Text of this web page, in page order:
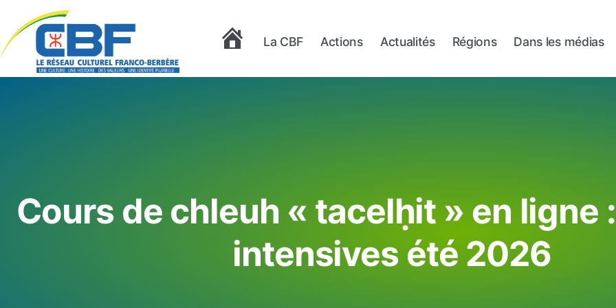
Accueil La CBF Actions Actualités Régions Dans les médias
Cours de chleuh « tacelḥit » en ligne
intensives été 2026